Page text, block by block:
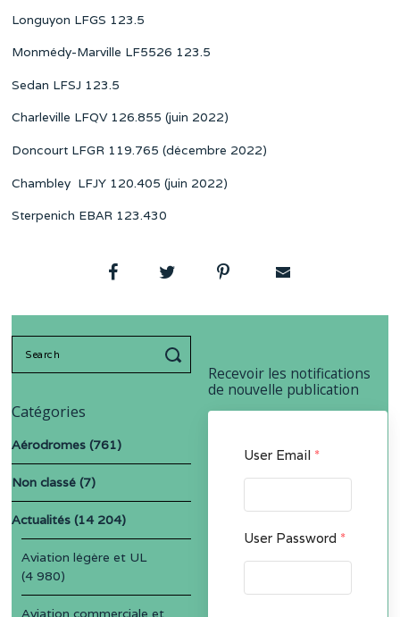
Longuyon LFGS 123.5
Monmédy-Marville LF5526 123.5
Sedan LFSJ 123.5
Charleville LFQV 126.855 (juin 2022)
Doncourt LFGR 119.765 (décembre 2022)
Chambley LFJY 120.405 (juin 2022)
Sterpenich EBAR 123.430
Recevoir les notifications
de nouvelle publication
User Email *
User Password *
Catégories
Aérodromes (761)
Non classé (7)
Actualités (14 204)
Aviation légère et UL
(4 980)
Aviation commerciale et